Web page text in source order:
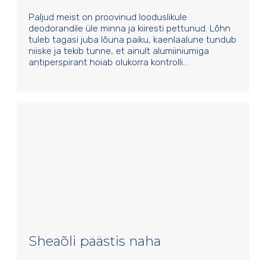
Paljud meist on proovinud looduslikule
deodorandile üle minna ja kiiresti pettunud. Lõhn
tuleb tagasi juba lõuna paiku, kaenlaalune tundub
niiske ja tekib tunne, et ainult alumiiniumiga
antiperspirant hoiab olukorra kontrolli…
Sheaõli päästis naha